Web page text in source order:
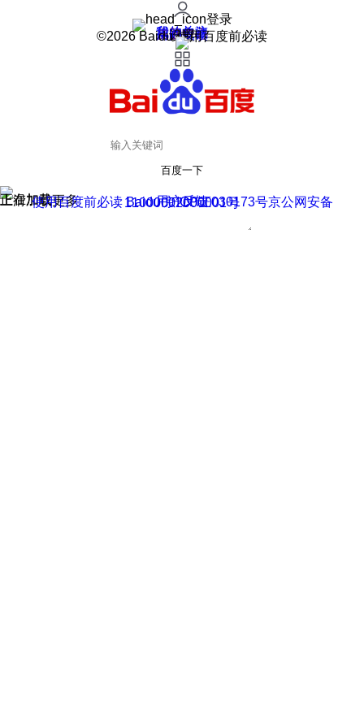
登录
我的关注
我的收藏
皮肤中心
用户反馈
设置
©2026 Baidu 使用百度前必读
百度一下
正在加载
上滑加载更多 用户反馈
使用百度前必读 Baidu 京ICP证030173号
京公网安备11000002000001号